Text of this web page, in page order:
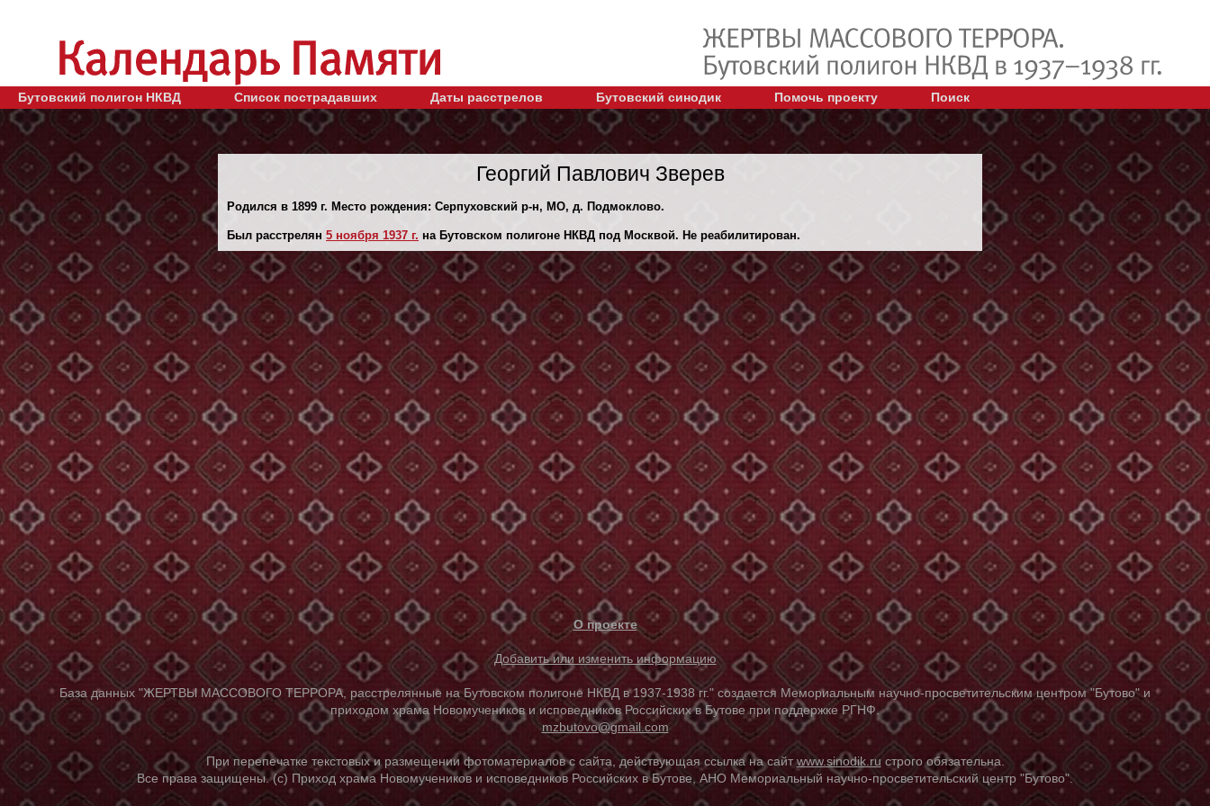
Бутовский полигон НКВД Список пострадавших Даты расстрелов Бутовский синодик Помочь проекту Поиск
Георгий Павлович Зверев
Родился в 1899 г. Место рождения: Серпуховский р-н, МО, д. Подмоклово.
Был расстрелян 5 ноября 1937 г. на Бутовском полигоне НКВД под Москвой. Не реабилитирован.
О проекте
Добавить или изменить информацию
База данных "ЖЕРТВЫ МАССОВОГО ТЕРРОРА, расстрелянные на Бутовском полигоне НКВД в 1937-1938 гг." создается Мемориальным научно-просветительским центром "Бутово" и
приходом храма Новомучеников и исповедников Российских в Бутове при поддержке РГНФ.
mzbutovo@gmail.com
При перепечатке текстовых и размещении фотоматериалов с сайта, действующая ссылка на сайтwww.sinodik.ru строго обязательна.
Все права защищены. (с) Приход храма Новомучеников и исповедников Российских в Бутове, АНО Мемориальный научно-просветительский центр "Бутово".